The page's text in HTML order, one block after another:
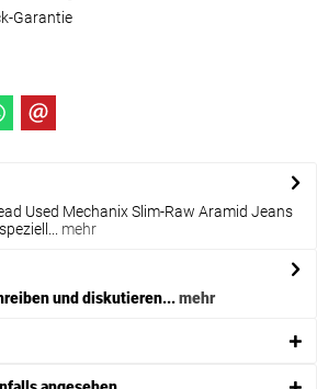
Garantie
Used Mechanix Slim-Raw Aramid Jeans
mehr
und diskutieren...mehr